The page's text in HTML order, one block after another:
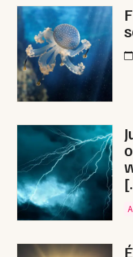
Soirées
Sorties famille
Expos
Interactives &
Interactives &
Strasbourg
Toulouse
Toutes les villes